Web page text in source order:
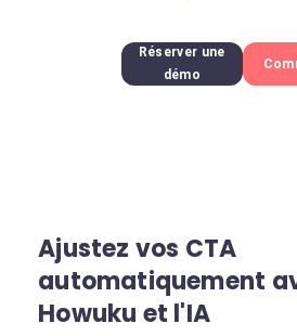
Réserver une
démo
Ajustez vos CTA
automatiquement
Howuku et l'IA